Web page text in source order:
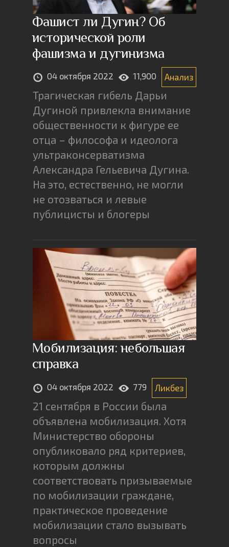
Фашист ли Дугин? Об
исторической роли
фашизма и дугинизма
04 октября 2022 11,900 Анализ
Трагическая гибель Дарьи
Дугиной привлекла внимание
общественности к фигуре ее
отца – философа и идеолога
ультраконсерватизма
Александра Гельевича Дугина.
На это, естественно, не могли
не отозваться и левые
публицисты и блогеры
Мобилизация: небольшая
справка
04 октября 2022 779 Ликбез
21 сентября в России была
объявлена мобилизация. Хотя
Министерство обороны
опубликовало ряд критериев,
которым должны
соответствовать призываемые
по мобилизации граждане,
практическое проведение
мобилизации стало вызывать
вопросы